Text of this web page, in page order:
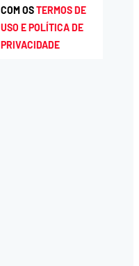
COM OSTERMOS DE
USO E POLÍTICA DE
PRIVACIDADE